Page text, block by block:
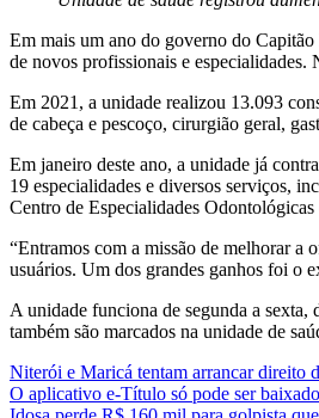
Em mais um ano do governo do
de novos profissionais e especialidades.
Em 2021, a unidade realizou 13.093
de cabeça e pescoço, cirurgião geral,
Em janeiro deste ano, a unidade já
19 especialidades e diversos serviços,
Centro de Especialidades
“Entramos com a missão de melhorar a
usuários. Um dos grandes ganhos foi o
A unidade funciona de segunda a
também são marcados na unidade de
Niterói e Maricá tentam arrancar direito
O aplicativo e-Título só pode ser